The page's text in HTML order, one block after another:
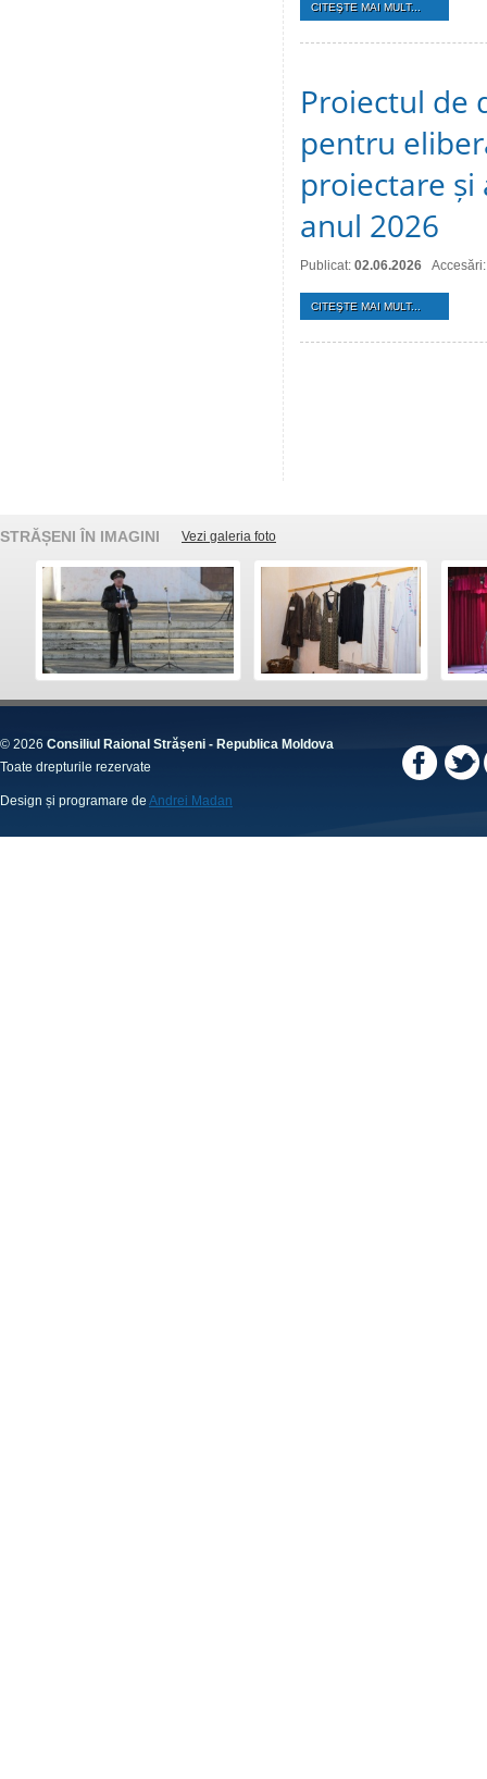
CITEŞTE MAI MULT...
Proiectul de
pentru
proiectare
anul 2026
Publicat: 02.06.2026
CITEŞTE MAI MULT...
STRĂȘENI ÎN IMAGINI Vezi galeria foto
© 2026 Consiliul Raional Strășeni - Republica Moldova
Toate drepturile rezervate
Design și programare de Andrei Madan